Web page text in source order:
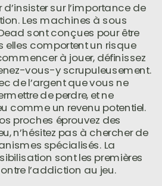
sur l’importance de
Les machines à sous
sont conçues pour être
elles comportent un risque
à jouer, définissez
vous-y scrupuleusement.
de l’argent que vous ne
de perdre, et ne
comme un revenu potentiel.
proches éprouvez des
n’hésitez pas à chercher de
spécialisés. La
sont les premières
l’addiction au jeu.